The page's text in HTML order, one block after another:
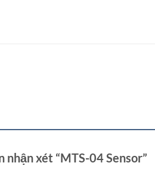
xét “MTS-04 Sensor”